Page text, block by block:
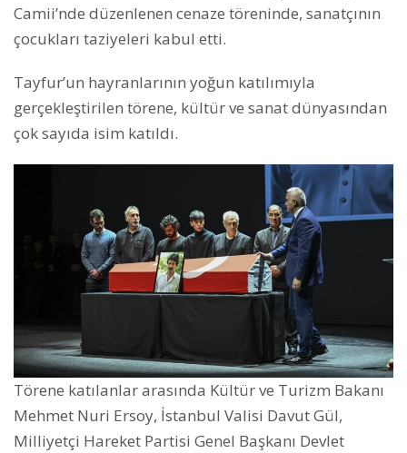
Camii’nde düzenlenen cenaze töreninde, sanatçının
çocukları taziyeleri kabul etti.
Tayfur’un hayranlarının yoğun katılımıyla
gerçekleştirilen törene, kültür ve sanat dünyasından
çok sayıda isim katıldı.
Törene katılanlar arasında Kültür ve Turizm Bakanı
Mehmet Nuri Ersoy, İstanbul Valisi Davut Gül,
Milliyetçi Hareket Partisi Genel Başkanı Devlet